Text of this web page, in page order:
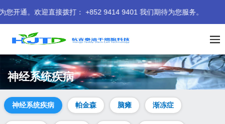
直接拨打： +852 9414 9401 我们期待为您服务。
神经系统疾病
神经系统疾病 帕金森 脑瘫 渐冻症